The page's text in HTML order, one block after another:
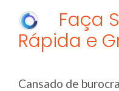
Faça
Rápida e
Cansado de